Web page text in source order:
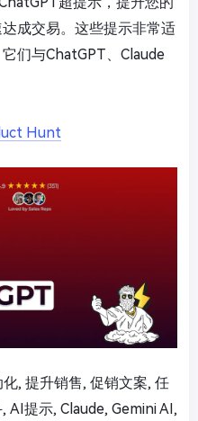
成交易。这些提示非常适
们与ChatGPT、Claude
Hunt
化, 提升销售, 促销文案, 任
AI提示, Claude, Gemini AI,